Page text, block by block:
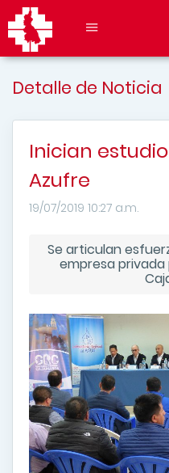
Detalle de Noticia
Inician
Azufre
19/07/2019 10:27 a.m.
Se articulan
empresa